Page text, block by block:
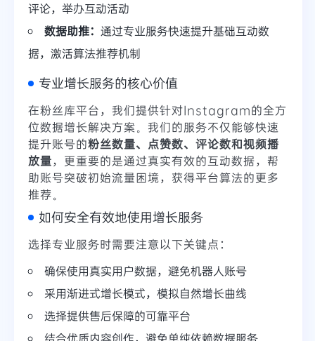
评论，举办互动活动
数据助推： 通过专业服务快速提升基础互动数
据，激活算法推荐机制
专业增长服务的核心价值
在粉丝库平台，我们提供针对Instagram的全方
位数据增长解决方案。我们的服务不仅能够快速
提升账号的粉丝数量、点赞数、评论数和视频播
放量，更重要的是通过真实有效的互动数据，帮
助账号突破初始流量困境，获得平台算法的更多
推荐。
如何安全有效地使用增长服务
选择专业服务时需要注意以下关键点：
确保使用真实用户数据，避免机器人账号
采用渐进式增长模式，模拟自然增长曲线
选择提供售后保障的可靠平台
结合优质内容创作，避免单纯依赖数据服务